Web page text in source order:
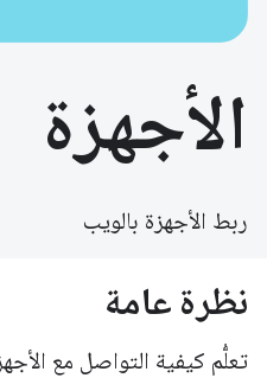
الأجهزة
ربط الأجهزة بالويب
نظرة عامة